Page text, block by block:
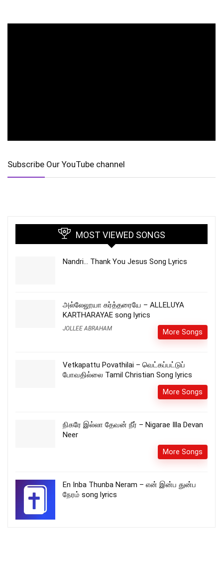
Subscribe Our YouTube channel
MOST VIEWED SONGS
Nandri… Thank You Jesus Song Lyrics
அல்லேலூயா கர்த்தரையே – ALLELUYA
KARTHARAYAE song lyrics
JOLLEE ABRAHAM More Songs
Vetkapattu Povathilai – வெட்கப்பட்டுப்
போவதில்லை Tamil Christian Song lyrics
More Songs
நிகரே இல்லா தேவன் நீர் – Nigarae Illa Devan
Neer
More Songs
En Inba Thunba Neram – என் இன்ப துன்ப
நேரம் song lyrics